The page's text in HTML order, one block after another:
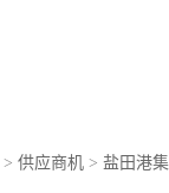
> 供应商机 > 盐田港